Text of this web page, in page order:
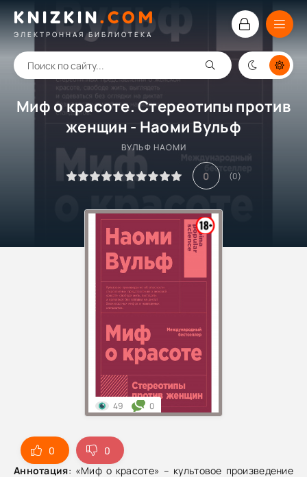
KNIZKIN. COM
ЭЛЕКТРОННАЯ БИБЛИОТЕКА
Миф о красоте. Стереотипы против
женщин - Наоми Вульф
ВУЛЬФ НАОМИ
0 (0)
0
0
Аннотация: «Миф о красоте» – культовое произведение
49 0